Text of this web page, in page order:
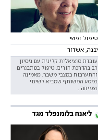
טיפול נפשי
יבנה, אשדוד
עובדת סוציאלית קלינית עם ניסיון
רב בהדרכת הורים, טיפול במתבגרים
והתערבות במצבי משבר. מאמינה
במסע המשותף שמביא לשינוי
וצמיחה .
ליאנה בלומנפלד מגד